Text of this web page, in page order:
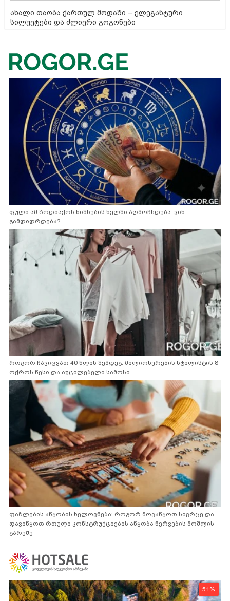
ახალი თაობა ქართულ მოდაში – ელეგანტური
სილუეტები და ძლიერი გოგონები
ფული ამ ზოდიაქოს ნიშნების ხელში აღმოჩნდება: ვინ
გამდიდრდება?
როგორ ჩავიცვათ 40 წლის შემდეგ: მილიონერების სტილისტის 8
ოქროს წესი და აუცილებელი სამოსი
ფაზლების აწყობის ხელოვნება: როგორ მოვაწყოთ სივრცე და
დავიწყოთ რთული კონსტრუქციების აწყობა ნერვების მოშლის
გარეშე
51%